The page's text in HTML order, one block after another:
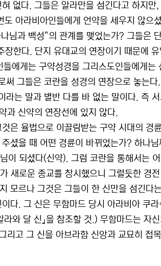
없다. 그들은 알라만을 섬긴다고 하지
아라비아인들에게 언약을 세우지 않으
님과 백성”의 관계를 맺었는가? 그들은
한다. 단지 유대교의 연장이기 때문에
에게는 구약성경을 그리스도인들에게는
써 그들은 코란을 성경의 연장으로 놓는
라는 말과 별반 다를 바 없는 말이다. 즉
과 신약의 연장선에 있지 않다.
은 율법으로 이끌림받는 구약 시대의 경
셨을 때 어떤 경륜이 바뀌었는가? 하나
이 되셨다(신약). 그럼 코란을 통해서는
새로운 종교를 창시했으니 그럴듯한 경
모르나 그것은 그들이 한 신만을 섬긴다
다. 그 신은 무함마드 당시 아라비아 쿠
와 달 신』을 참조할 것.) 무함마드는 자
리고 그 신을 아브라함 신앙과 교묘히 접